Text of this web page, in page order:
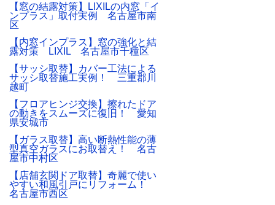
【窓の結露対策】LIXILの内窓「イ
ンプラス」取付実例 名古屋市南
区
【内窓インプラス】窓の強化と結
露対策 LIXIL 名古屋市千種区
【サッシ取替】カバー工法による
サッシ取替施工実例！ 三重郡川
越町
【フロアヒンジ交換】擦れたドア
の動きをスムーズに復旧！ 愛知
県安城市
【ガラス取替】高い断熱性能の薄
型真空ガラスにお取替え！ 名古
屋市中村区
【店舗玄関ドア取替】奇麗で使い
やすい和風引戸にリフォーム！
名古屋市西区